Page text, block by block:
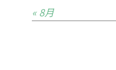
« 8月